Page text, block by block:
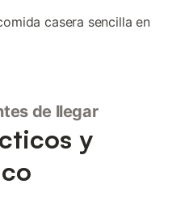
casera sencilla en
de llegar
y